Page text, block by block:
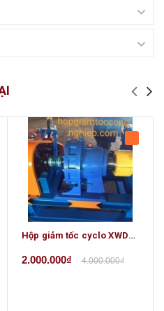
Hộp giảm tốc cyclo XWD5, XWD6, XWD7, XWD8, BWD3, BWD4, BWD5
2.000.000₫ 4.000.000₫